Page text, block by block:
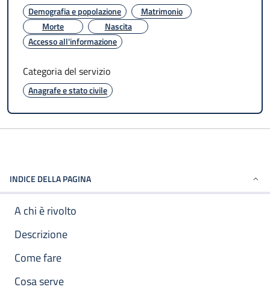
Demografia e popolazione
Matrimonio
Morte
Nascita
Accesso all'informazione
Categoria del servizio
Anagrafe e stato civile
INDICE DELLA PAGINA
A chi è rivolto
Descrizione
Come fare
Cosa serve